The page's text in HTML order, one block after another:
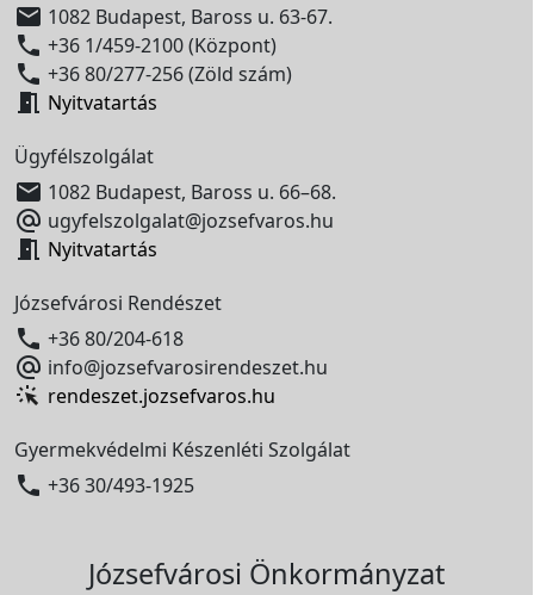
 1082 Budapest, Baross u. 63-67.
 +36 1/459-2100 (Központ)
 +36 80/277-256 (Zöld szám)
 Nyitvatartás
Ügyfélszolgálat
 1082 Budapest, Baross u. 66–68.
 ugyfelszolgalat@jozsefvaros.hu
 Nyitvatartás
Józsefvárosi Rendészet
 +36 80/204-618
 info@jozsefvarosirendeszet.hu
rendeszet.jozsefvaros.hu
Gyermekvédelmi Készenléti Szolgálat
 +36 30/493-1925
Józsefvárosi Önkormányzat